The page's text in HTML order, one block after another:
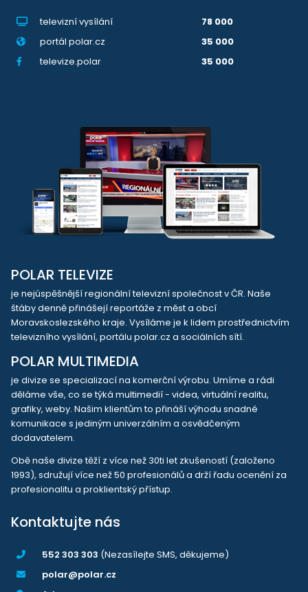
televizní vysílání
78 000
portál polar.cz
35 000
televize.polar
35 000
POLAR TELEVIZE
je nejúspěšnější regionální televizní společnost v ČR. Naše
štáby denně přinášejí reportáže z měst a obcí
Moravskoslezského kraje. Vysíláme je k lidem prostřednictvím
televizního vysílání, portálu polar.cz a sociálních sítí.
POLAR MULTIMEDIA
je divize se specializací na komerční výrobu. Umíme a rádi
děláme vše, co se týká multimedií - videa, virtuální realitu,
grafiky, weby. Našim klientům to přináší výhodu snadné
komunikace s jediným univerzálním a osvědčeným
dodavatelem.
Obě naše divize těží z více než 30ti let zkušeností (založeno
1993), sdružují více než 50 profesionálů a drží řadu ocenění za
profesionalitu a proklientský přístup.
Kontaktujte nás
552 303 303 (Nezasílejte SMS, děkujeme)
polar@polar.cz